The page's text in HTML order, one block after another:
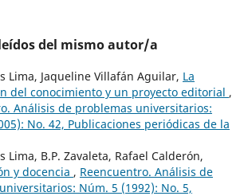
del mismo autor/a
Lima, Jaqueline Villafán Aguilar, La
del conocimiento y un proyecto editorial ,
Análisis de problemas universitarios:
No. 42, Publicaciones periódicas de la
Lima, B.P. Zavaleta, Rafael Calderón,
y docencia , Reencuentro. Análisis de
Núm. 5 (1992): No. 5,